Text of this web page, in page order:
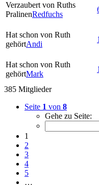
Verzaubert von Ruths
PralinenRedfuchs
Hat schon von Ruth
gehörtAndi
Hat schon von Ruth
gehörtMark
385 Mitglieder
Seite 1 von 8
Gehe zu Seite:
1
2
3
4
5
…